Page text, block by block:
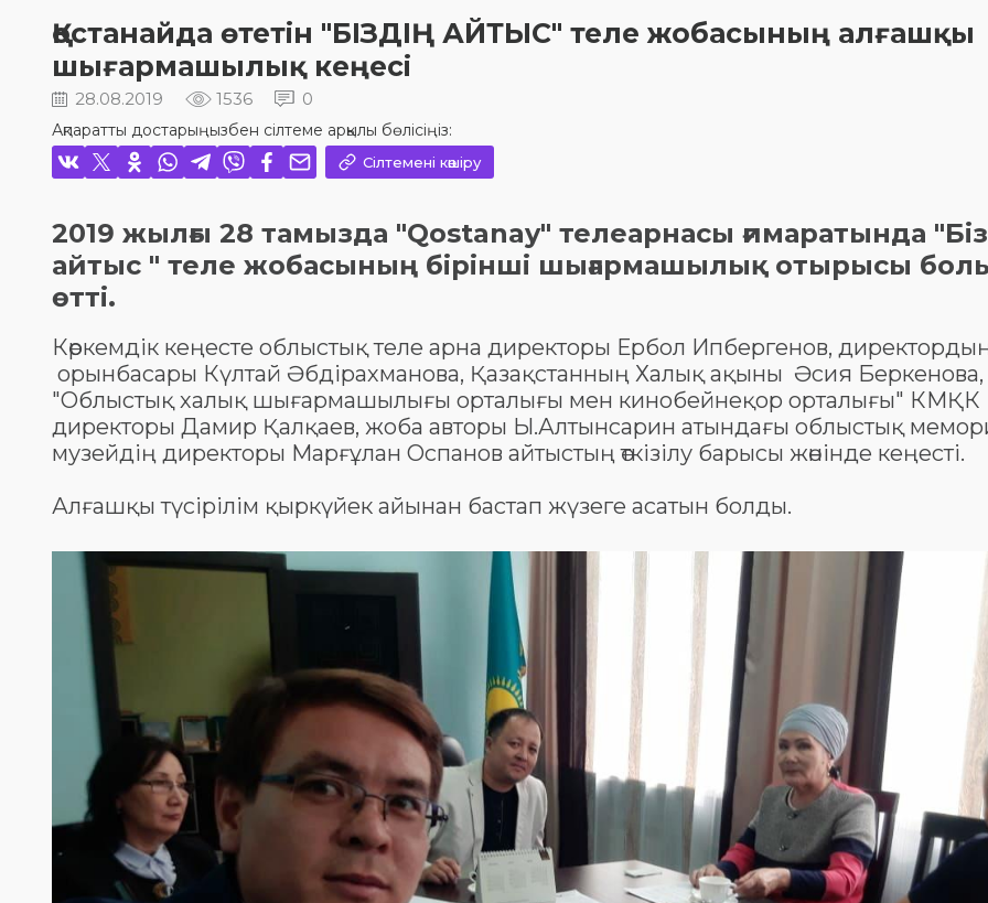
Қостанайда өтетін "БІЗДІҢ АЙТЫС" теле жобасының алғашқы
шығармашылық кеңесі
28.08.2019 1536 0
Ақпаратты достарыңызбен сілтеме арқылы бөлісіңіз:
Сілтемені көшіру
2019 жылғы 28 тамызда "Qostanay" телеарнасы ғимаратында
айтыс " теле жобасының бірінші шығармашылық отырысы
өтті.
Көркемдік кеңесте облыстық теле арна директоры Ербол Ипбергенов,
орынбасары Күлтай Әбдірахманова, Қазақстанның Халық ақыны Әсия Беркенова,
"Облыстық халық шығармашылығы орталығы мен кинобейнеқор орталығы" КМҚК
директоры Дамир Қалқаев, жоба авторы Ы.Алтынсарин атындағы облыстық
музейдің директоры Марғұлан Оспанов айтыстың өткізілу барысы жөнінде кеңесті.
Алғашқы түсірілім қыркүйек айынан бастап жүзеге асатын болды.